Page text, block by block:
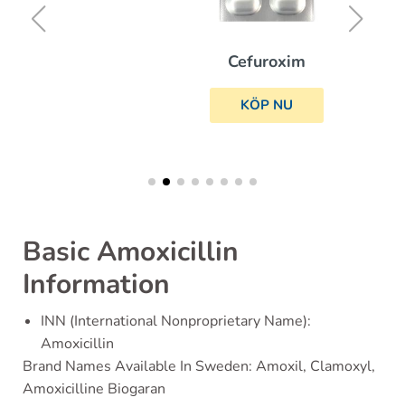
Cefuroxim
Basic Amoxicillin
Information
INN (International Nonproprietary Name):
Amoxicillin
Brand Names Available In Sweden: Amoxil, Clamoxyl,
Amoxicilline Biogaran